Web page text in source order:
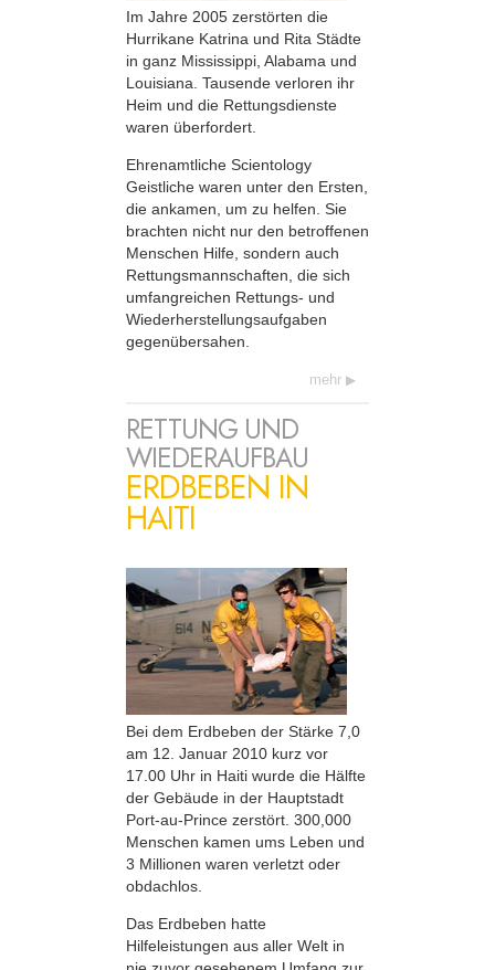
Im Jahre 2005 zerstörten die
Hurrikane Katrina und Rita Städte
in ganz Mississippi, Alabama und
Louisiana. Tausende verloren ihr
Heim und die Rettungsdienste
waren überfordert.
Ehrenamtliche Scientology
Geistliche waren unter den Ersten,
die ankamen, um zu helfen. Sie
brachten nicht nur den betroffenen
Menschen Hilfe, sondern auch
Rettungsmannschaften, die sich
umfangreichen Rettungs- und
Wiederherstellungsaufgaben
gegenübersahen.
mehr
RETTUNG UND
WIEDERAUFBAU
ERDBEBEN IN
HAITI
Bei dem Erdbeben der Stärke 7,0
am 12. Januar 2010 kurz vor
17.00 Uhr in Haiti wurde die Hälfte
der Gebäude in der Hauptstadt
Port-au-Prince zerstört. 300,000
Menschen kamen ums Leben und
3 Millionen waren verletzt oder
obdachlos.
Das Erdbeben hatte
Hilfeleistungen aus aller Welt in